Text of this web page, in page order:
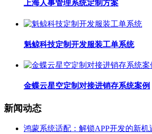
上海人事管理系统定制方案
魁鲸科技定制开发服装工单系统
金蝶云星空定制对接进销存系统案例
新闻动态
鸿蒙系统适配：解锁APP开发的新机